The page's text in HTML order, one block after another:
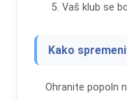
Vaš klub se
Kako
Ohranite popoln